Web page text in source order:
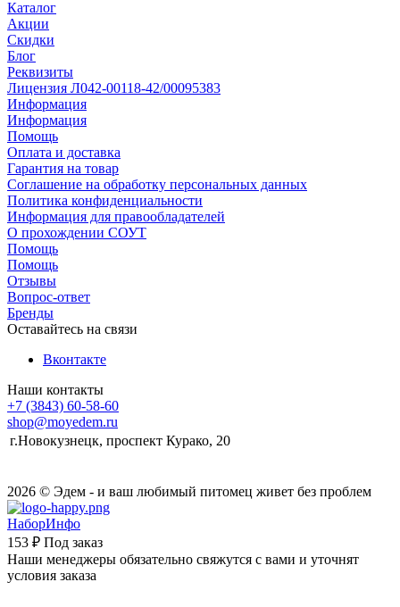
Каталог
Акции
Скидки
Блог
Реквизиты
Лицензия Л042-00118-42/00095383
Информация
Информация
Помощь
Оплата и доставка
Гарантия на товар
Соглашение на обработку персональных данных
Политика конфиденциальности
Информация для правообладателей
О прохождении СОУТ
Помощь
Помощь
Отзывы
Вопрос-ответ
Бренды
Оставайтесь на связи
Вконтакте
Наши контакты
+7 (3843) 60-58-60
shop@moyedem.ru
г.Новокузнецк, проспект Курако, 20
2026 © Эдем - и ваш любимый питомец живет без проблем
НаборИнфо
153 ₽ Под заказ
Наши менеджеры обязательно свяжутся с вами и уточнят
условия заказа